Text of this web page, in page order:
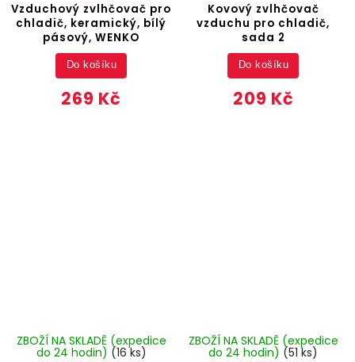
Vzduchový zvlhčovač pro
chladič, keramický, bílý
pásový, WENKO
269 Kč
Do košíku
Kovový zvlhčovač
vzduchu pro chladič,
sada 2
209 Kč
Do košíku
ZBOŽÍ NA SKLADĚ (expedice
do 24 hodin) (16 ks)
ZBOŽÍ NA SKLADĚ (expedice
do 24 hodin) (51 ks)